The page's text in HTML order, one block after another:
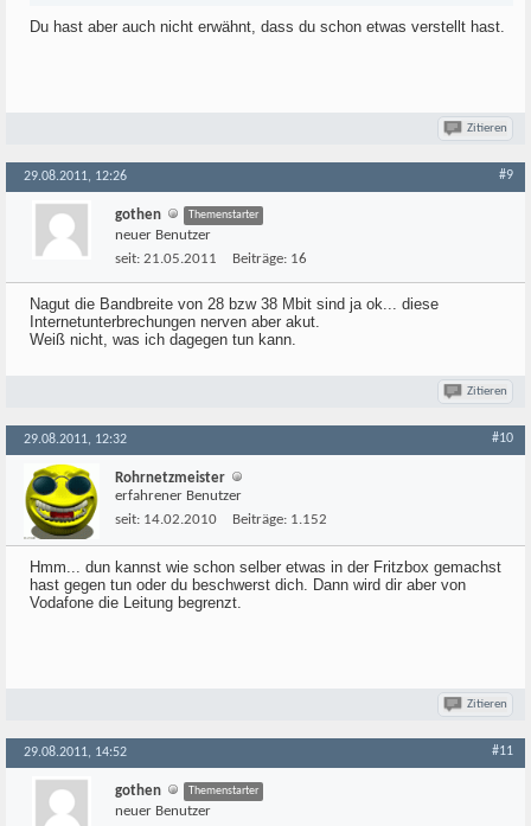
Du hast aber auch nicht erwähnt, dass du schon etwas verstellt hast.
Zitieren
29.08.2011, 12:26 #9
gothen Themenstarter
neuer Benutzer
seit: 21.05.2011 Beiträge: 16
Nagut die Bandbreite von 28 bzw 38 Mbit sind ja ok... diese
Internetunterbrechungen nerven aber akut.
Weiß nicht, was ich dagegen tun kann.
Zitieren
29.08.2011, 12:32 #10
Rohrnetzmeister
erfahrener Benutzer
seit: 14.02.2010 Beiträge: 1.152
Hmm... dun kannst wie schon selber etwas in der Fritzbox gemachst
hast gegen tun oder du beschwerst dich. Dann wird dir aber von
Vodafone die Leitung begrenzt.
Zitieren
29.08.2011, 14:52 #11
gothen Themenstarter
neuer Benutzer